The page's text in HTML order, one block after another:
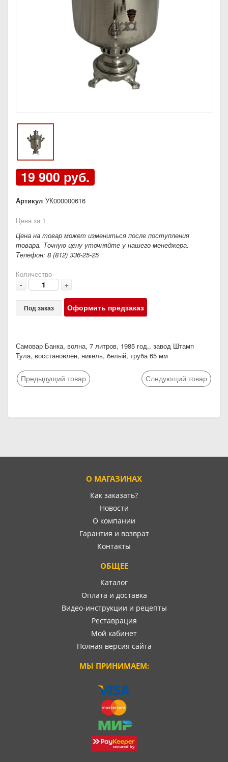
19 900 руб.
Артикул УК000000616
Цена за 1
Цена на товар может измениться после поступления
товара. Точную цену уточняйте у нашего менеджера.
Телефон: 8 (812) 336-25-25
Количество
- +
Под заказ Оформить предзаказ
Самовар Банка, волна, 7 литров, 1985 год,, завод Штамп
Тула, восстановлен, никель, белый, труба 65 мм
Предыдущий товар Следующий товар
О МАГАЗИНАХ
Как заказать?
Новости
О компании
Гарантия и возврат
Контакты
ОБЩЕЕ
Каталог
Оплата и доставка
Видео-инструкции и рецепты
Реставрация
Мой кабинет
Полная версия сайта
МЫ ПРИНИМАЕМ: